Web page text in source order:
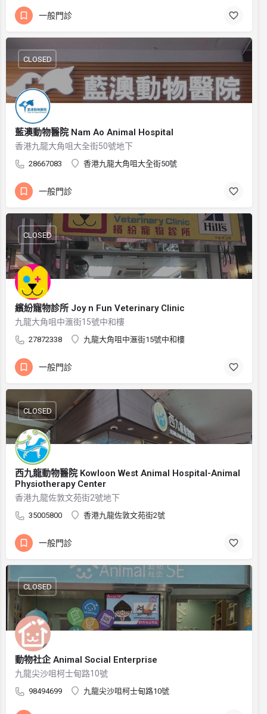
一般門診
藍澳動物醫院 Nam Ao Animal Hospital
香港九龍大角咀大全街50號地下
28667083 香港九龍大角咀大全街50號
CLOSED
一般門診
繽紛寵物診所 Joy n Fun Veterinary Clinic
九龍大角咀中滙街15號中和樓
27872338 九龍大角咀中滙街15號中和樓
CLOSED
一般門診
西九龍動物醫院 Kowloon West Animal Hospital-Animal
Physiotherapy Center
香港九龍佐敦文苑街2號地下
35005800 香港九龍佐敦文苑街2號
CLOSED
一般門診
動物社企 Animal Social Enterprise
九龍尖沙咀柯士甸路10號
98494699 九龍尖沙咀柯士甸路10號
CLOSED